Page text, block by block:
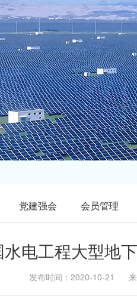
党建强会 会员管理
电工程大型地
发布时间：2020-10-21